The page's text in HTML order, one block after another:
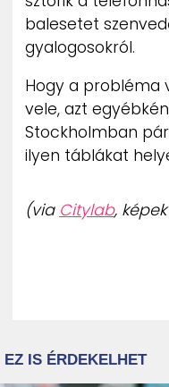
balesetet
gyalogosokról.
Hogy a probléma
vele, azt
Stockholmban
ilyen táblákat
(via Citylab, képek